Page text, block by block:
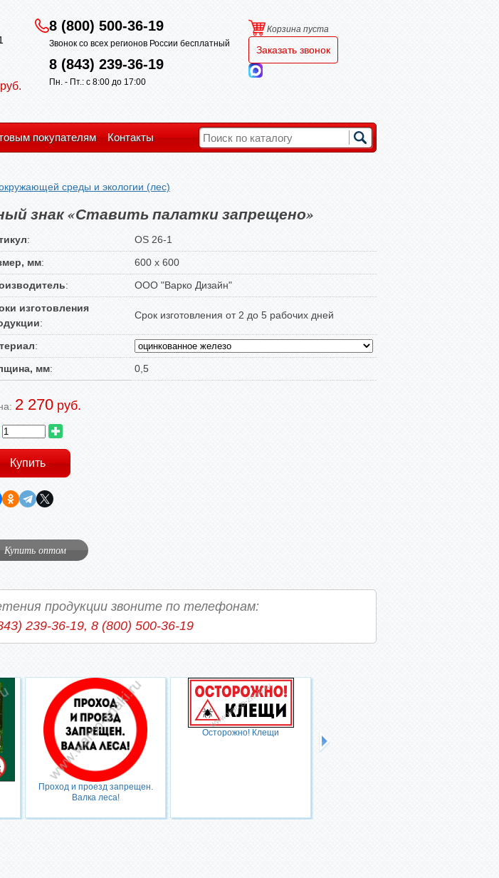
8 (800) 500-36-19
Звонок со всех регионов России бесплатный
8 (843) 239-36-19
Пн. - Пт.: с 8:00 до 17:00
Корзина пуста
Заказать звонок
покупателям Контакты
среды и экологии (лес)
знак «Ставить палатки запрещено»
:
OS 26-1
мм:
600 х 600
:
ООО "Варко Дизайн"
изготовления
:
Срок изготовления от 2 до 5 рабочих дней
:
мм: 0,5
2 270 руб.
Купить оптом
продукции звоните по телефонам:
239-36-19, 8 (800) 500-36-19
Проход и проезд запрещен.
Валка леса!
Осторожно! Клещи